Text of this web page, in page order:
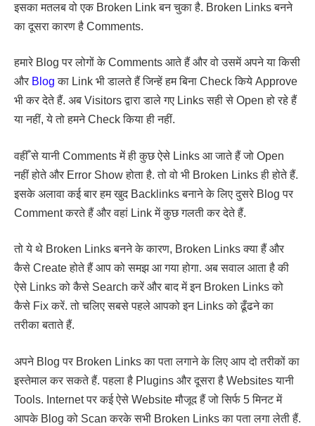
इसका मतलब वो एक Broken Link बन चुका है. Broken Links बनने
का दूसरा कारण है Comments.
हमारे Blog पर लोगों के Comments आते हैं और वो उसमें अपने या किसी
और Blog का Link भी डालते हैं जिन्हें हम बिना Check किये Approve
भी कर देते हैं. अब Visitors द्वारा डाले गए Links सही से Open हो रहे हैं
या नहीं, ये तो हमने Check किया ही नहीं.
वहीँ से यानी Comments में ही कुछ ऐसे Links आ जाते हैं जो Open
नहीं होते और Error Show होता है. तो वो भी Broken Links ही होते हैं.
इसके अलावा कई बार हम खुद Backlinks बनाने के लिए दुसरे Blog पर
Comment करते हैं और वहां Link में कुछ गलती कर देते हैं.
तो ये थे Broken Links बनने के कारण, Broken Links क्या हैं और
कैसे Create होते हैं आप को समझ आ गया होगा. अब सवाल आता है की
ऐसे Links को कैसे Search करें और बाद में इन Broken Links को
कैसे Fix करें. तो चलिए सबसे पहले आपको इन Links को ढूँढने का
तरीका बताते हैं.
अपने Blog पर Broken Links का पता लगाने के लिए आप दो तरीकों का
इस्तेमाल कर सकते हैं. पहला है Plugins और दूसरा है Websites यानी
Tools. Internet पर कई ऐसे Website मौजूद हैं जो सिर्फ 5 मिनट में
आपके Blog को Scan करके सभी Broken Links का पता लगा लेती हैं.